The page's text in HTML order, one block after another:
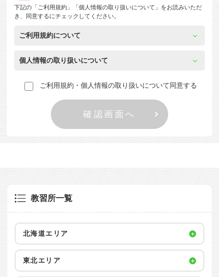
下記の「ご利用規約」「個人情報の取り扱いについて」をお読みいただ
き、同意するにチェックしてください。
ご利用規約について
個人情報の取り扱いについて
ご利用規約・個人情報の取り扱いについて同意する
教習所一覧
北海道エリア
東北エリア